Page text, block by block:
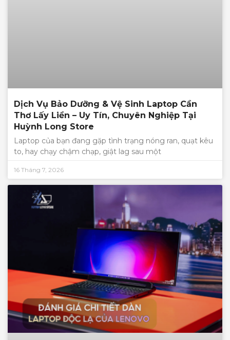
Dịch Vụ Bảo Dưỡng & Vệ Sinh Laptop Cần
Thơ Lấy Liền – Uy Tín, Chuyên Nghiệp Tại
Huỳnh Long Store
Laptop của bạn đang gặp tình trạng nóng ran, quạt kêu
to, hay chạy chậm chạp, giật lag sau một
16 Tháng 7, 2026